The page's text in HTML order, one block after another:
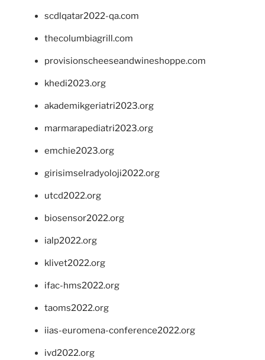
scdlqatar2022-qa.com
thecolumbiagrill.com
provisionscheeseandwineshoppe.com
khedi2023.org
akademikgeriatri2023.org
marmarapediatri2023.org
emchie2023.org
girisimselradyoloji2022.org
utcd2022.org
biosensor2022.org
ialp2022.org
klivet2022.org
ifac-hms2022.org
taoms2022.org
iias-euromena-conference2022.org
ivd2022.org